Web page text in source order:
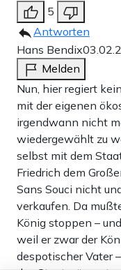
5
Antworten
Hans Bendix
Melden
Nun, hier regiert
mit der eigenen
irgendwann nicht
wiedergewählt zu
selbst mit dem
Friedrich dem
Sans Souci nicht
verkaufen. Da
König stoppen –
weil er zwar der
despotischer Vater